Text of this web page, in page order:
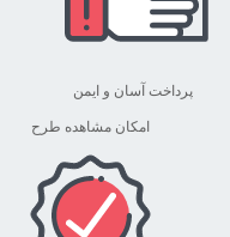
پرداخت آسان و ایمن
امکان مشاهده طرح